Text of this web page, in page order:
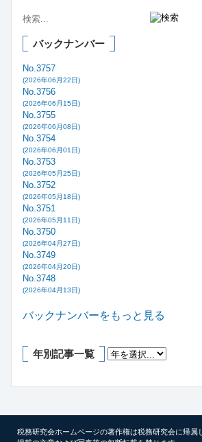
バックナンバー
No.3757
(2026年06月22日)
No.3756
(2026年06月15日)
No.3755
(2026年06月08日)
No.3754
(2026年06月01日)
No.3753
(2026年05月25日)
No.3752
(2026年05月18日)
No.3751
(2026年05月11日)
No.3750
(2026年04月27日)
No.3749
(2026年04月20日)
No.3748
(2026年04月13日)
バックナンバーをもっと見る
年別記事一覧
税務研究会ホームページの著作権は税務研究会に帰属